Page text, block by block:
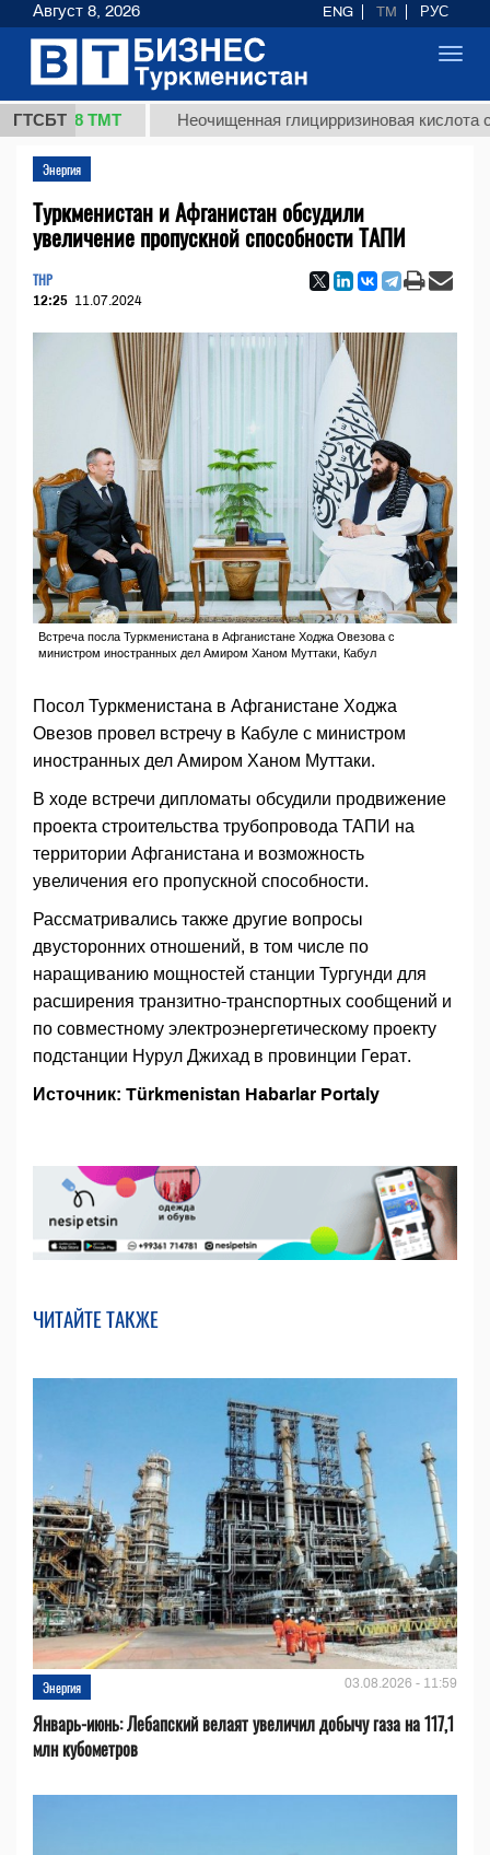
ГТСБТ
37,8 ТМТ Неочищенная глицирризиновая кислота
Энергия
Туркменистан и Афганистан обсудили
увеличение пропускной способности ТАПИ
THP
12:25 11.07.2024
Встреча посла Туркменистана в Афганистане Ходжа Овезова с
министром иностранных дел Амиром Ханом Муттаки, Кабул
Посол Туркменистана в Афганистане Ходжа
Овезов провел встречу в Кабуле с министром
иностранных дел Амиром Ханом Муттаки.
В ходе встречи дипломаты обсудили продвижение
проекта строительства трубопровода ТАПИ на
территории Афганистана и возможность
увеличения его пропускной способности.
Рассматривались также другие вопросы
двусторонних отношений, в том числе по
наращиванию мощностей станции Тургунди для
расширения транзитно-транспортных сообщений и
по совместному электроэнергетическому проекту
подстанции Нурул Джихад в провинции Герат.
Источник: Türkmenistan Habarlar Portaly
ЧИТАЙТЕ ТАКЖЕ
Энергия 03.08.2026 - 11:59
Январь-июнь: Лебапский велаят увеличил добычу газа на 117,1
млн кубометров
Август 8, 2026 ENG TM РУС